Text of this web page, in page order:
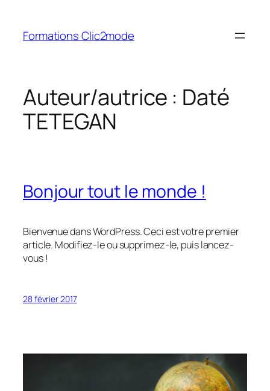
contenu
Formations Clic2mode
Auteur/autrice : Daté
TETEGAN
Bonjour tout le monde !
Bienvenue dans WordPress. Ceci est votre premier
article. Modifiez-le ou supprimez-le, puis lancez-
vous !
28 février 2017